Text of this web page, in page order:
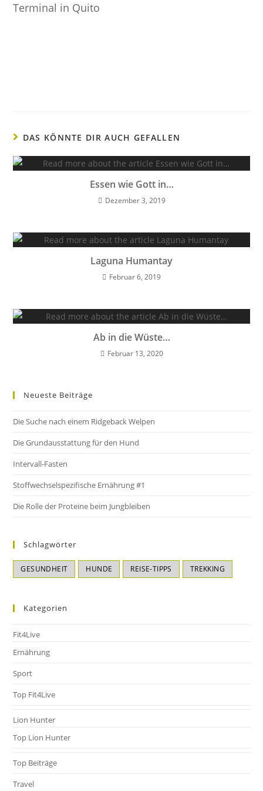
Terminal in Quito
DAS KÖNNTE DIR AUCH GEFALLEN
Essen wie Gott in…
Dezember 3, 2019
Laguna Humantay
Februar 6, 2019
Ab in die Wüste…
Februar 13, 2020
Neueste Beiträge
Die Suche nach einem Ridgeback Welpen
Die Grundausstattung für den Hund
Intervall-Fasten
Stoffwechselspezifische Ernährung #1
Die Rolle der Proteine beim Jungbleiben
Schlagwörter
GESUNDHEIT HUNDE REISE-TIPPS TREKKING
Kategorien
Fit4Live
Ernährung
Sport
Top Fit4Live
Lion Hunter
Top Lion Hunter
Top Beiträge
Travel